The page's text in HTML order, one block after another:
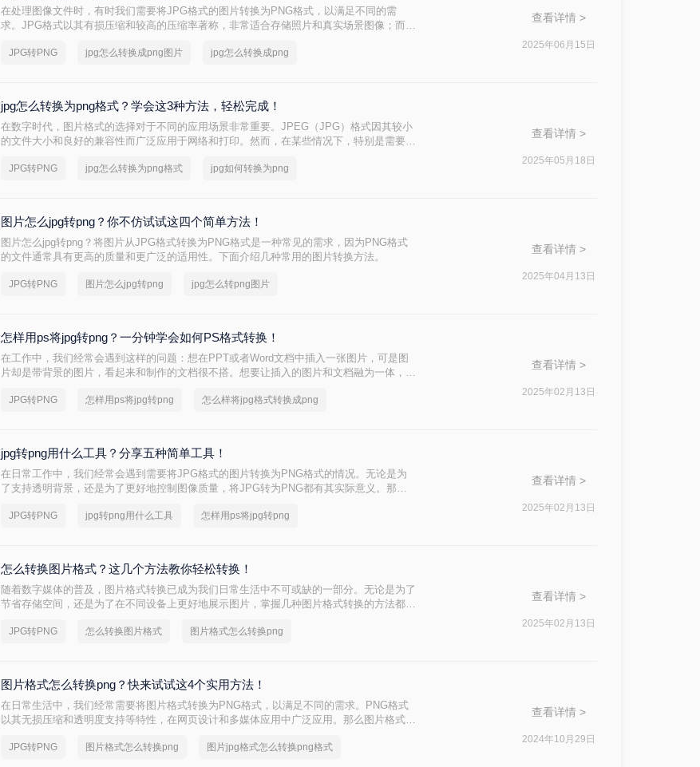
在处理图像文件时，有时我们需要将JPG格式的图片转换为PNG格式，以满足不同的需
求。JPG格式以其有损压缩和较高的压缩率著称，非常适合存储照片和真实场景图像；而
图像。那么jpg怎么转换成png图片呢？本文将介绍三种将JPG转换为PNG图片的方法。
JPG转PNG jpg怎么转换成png图片 jpg怎么转换成png
查看详情 >
2025年06月15日
jpg怎么转换为png格式？学会这3种方法，轻松完成！
在数字时代，图片格式的选择对于不同的应用场景非常重要。JPEG（JPG）格式因其较小
的文件大小和良好的兼容性而广泛应用于网络和打印。然而，在某些情况下，特别是需要透
简单有效的方法，帮助您轻松将JPG格式的图片转换为PNG格式。
JPG转PNG jpg怎么转换为png格式 jpg如何转换为png
查看详情 >
2025年05月18日
图片怎么jpg转png？你不仿试试这四个简单方法！
图片怎么jpg转png？将图片从JPG格式转换为PNG格式是一种常见的需求，因为PNG格式
的文件通常具有更高的质量和更广泛的适用性。下面介绍几种常用的图片转换方法。
JPG转PNG 图片怎么jpg转png jpg怎么转png图片
查看详情 >
2025年04月13日
怎样用ps将jpg转png？一分钟学会如何PS格式转换！
在工作中，我们经常会遇到这样的问题：想在PPT或者Word文档中插入一张图片，可是图
片却是带背景的图片，看起来和制作的文档很不搭。想要让插入的图片和文档融为一体，整
在PS中怎么把图片jpg的格式转变成png的格式呢？下面一起看看吧。
JPG转PNG 怎样用ps将jpg转png 怎么样将jpg格式转换成png
查看详情 >
2025年02月13日
jpg转png用什么工具？分享五种简单工具！
在日常工作中，我们经常会遇到需要将JPG格式的图片转换为PNG格式的情况。无论是为
了支持透明背景，还是为了更好地控制图像质量，将JPG转为PNG都有其实际意义。那么
换。
JPG转PNG jpg转png用什么工具 怎样用ps将jpg转png
查看详情 >
2025年02月13日
怎么转换图片格式？这几个方法教你轻松转换！
随着数字媒体的普及，图片格式转换已成为我们日常生活中不可或缺的一部分。无论是为了
节省存储空间，还是为了在不同设备上更好地展示图片，掌握几种图片格式转换的方法都显
法，帮助您轻松完成图片格式的转换。
JPG转PNG 怎么转换图片格式 图片格式怎么转换png
查看详情 >
2025年02月13日
图片格式怎么转换png？快来试试这4个实用方法！
在日常生活中，我们经常需要将图片格式转换为PNG格式，以满足不同的需求。PNG格式
以其无损压缩和透明度支持等特性，在网页设计和多媒体应用中广泛应用。那么图片格式怎
JPG转PNG 图片格式怎么转换png 图片jpg格式怎么转换png格式
查看详情 >
2024年10月29日